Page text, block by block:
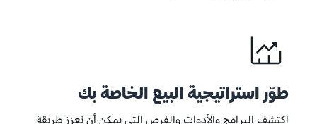
طوّر استراتيجية البيع الخاصة بك
اكتشف البرامج والأدوات والفرص التي يمكن أن تعزز طريقة